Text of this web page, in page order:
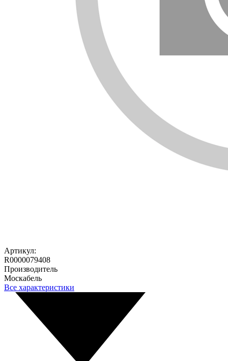
Артикул:
R0000079408
Производитель
Москабель
Все характеристики